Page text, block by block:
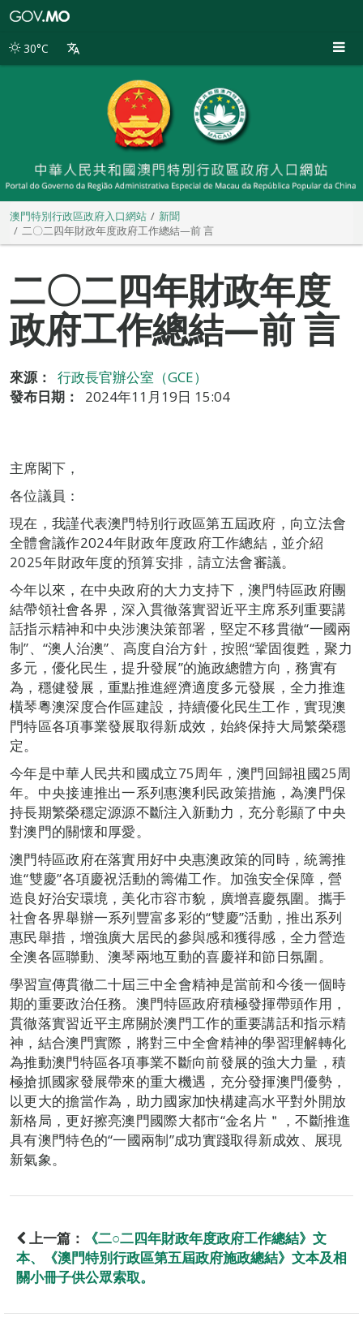
別
30°C
澳門特別行政區政府入口網站
新聞
二〇二四年財政年度政府工作總結—前 言
二〇二四年財政年度
政府工作總結—前 言
來源：
行政長官辦公室（GCE）
發布日期：
2024年11月19日 15:04
主席閣下，
各位議員：
現在，我謹代表澳門特別行政區第五屆政府，向立法會
全體會議作2024年財政年度政府工作總結，並介紹
2025年財政年度的預算安排，請立法會審議。
今年以來，在中央政府的大力支持下，澳門特區政府團
結帶領社會各界，深入貫徹落實習近平主席系列重要講
話指示精神和中央涉澳決策部署，堅定不移貫徹“一國兩
制”、“澳人治澳”、高度自治方針，按照“鞏固復甦，聚力
多元，優化民生，提升發展”的施政總體方向，務實有
為，穩健發展，重點推進經濟適度多元發展，全力推進
橫琴粵澳深度合作區建設，持續優化民生工作，實現澳
門特區各項事業發展取得新成效，始終保持大局繁榮穩
定。
今年是中華人民共和國成立75周年，澳門回歸祖國25周
年。中央接連推出一系列惠澳利民政策措施，為澳門保
持長期繁榮穩定源源不斷注入新動力，充分彰顯了中央
對澳門的關懷和厚愛。
澳門特區政府在落實用好中央惠澳政策的同時，統籌推
進“雙慶”各項慶祝活動的籌備工作。加強安全保障，營
造良好治安環境，美化市容市貌，廣增喜慶氛圍。攜手
社會各界舉辦一系列豐富多彩的“雙慶”活動，推出系列
惠民舉措，增強廣大居民的參與感和獲得感，全力營造
全澳各區聯動、澳琴兩地互動的喜慶祥和節日氛圍。
學習宣傳貫徹二十屆三中全會精神是當前和今後一個時
期的重要政治任務。澳門特區政府積極發揮帶頭作用，
貫徹落實習近平主席關於澳門工作的重要講話和指示精
神，結合澳門實際，將對三中全會精神的學習理解轉化
為推動澳門特區各項事業不斷向前發展的強大力量，積
極搶抓國家發展帶來的重大機遇，充分發揮澳門優勢，
以更大的擔當作為，助力國家加快構建高水平對外開放
新格局，更好擦亮澳門國際大都市“金名片＂，不斷推進
具有澳門特色的“一國兩制”成功實踐取得新成效、展現
新氣象。
上一篇：
《二○二四年財政年度政府工作總結》文
本、《澳門特別行政區第五屆政府施政總結》文本及相
關小冊子供公眾索取。